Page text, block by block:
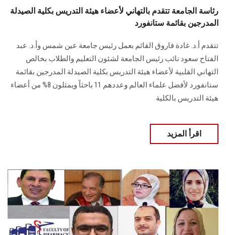
رئاسة الجامعة تتقدم بالتهاني لأعضاء هيئة التدريس بكلية الصيدلة
المدرجين بقائمة ستانفورد
تتقدم أ.د. غادة فاروق القائم بعمل رئيس جامعة عين شمس وأ.د. عبد
الفتاح سعود نائب رئيس الجامعة لشئون التعليم والطلاب بخالص
التهاني القلبية لأعضاء هيئة التدريس بكلية الصيدلة المدرجين بقائمة
ستانفورد لأفضل علماء العالم وعددهم 11 باحثاً ويمثلون 8% من أعضاء
هيئة التدريس بالكلية
اقرأ المزيد